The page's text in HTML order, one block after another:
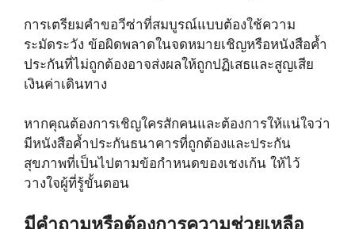
การเตรียมคำขอวีซ่าที่สมบูรณ์แบบต้องใช้ความ
ระมัดระวัง ข้อผิดพลาดในจดหมายเชิญหรือหนังสือค้ำ
ประกันที่ไม่ถูกต้องอาจส่งผลให้ถูกปฏิเสธและสูญเสีย
เงินค่าเดินทาง
หากคุณต้องการเชิญใครสักคนและต้องการให้แน่ใจว่า
มีหนังสือค้ำประกันธนาคารที่ถูกต้องและประกัน
สุขภาพที่เป็นไปตามข้อกำหนดของเชงเก้น ให้ไว้
วางใจผู้ที่รู้ขั้นตอน
มีคำถามหรือต้องการความช่วยเหลือ